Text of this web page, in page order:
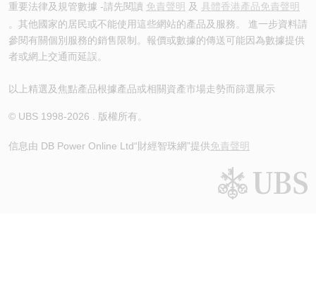
重要法律及規管數據 -請先閱讀 免責聲明 及 具體香港產品免責聲明
。其他國家的居民或不能使用這些網站的產品及服務。 進一步資料請
參閱有關個別服務的銷售限制。報價或數據的傳送可能因為數據提供
者或網上交通而延誤。
以上精選及焦點產品根據產品或相關資產市場走勢而篩選展示
© UBS 1998-2026 . 版權所有。
信息由 DB Power Online Ltd“財經智珠網”提供免責聲明